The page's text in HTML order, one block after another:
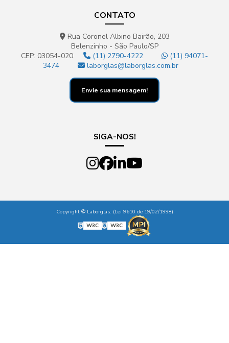
CONTATO
Rua Coronel Albino Bairão, 203
Belenzinho - São Paulo/SP
CEP: 03054-020
(11) 2790-4222
(11) 94071-
3474
laborglas@laborglas.com.br
Envie sua mensagem!
SIGA-NOS!
Copyright © Laborglas. (Lei 9610 de 19/02/1998)
W3C
W3C